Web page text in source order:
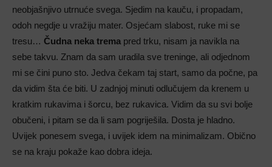
neobjašnjivo utrnuće svega. Sjedim na kauču, i propadam,
odoh negdje u vražiju mater. Osjećam slabost, ruke mi se
tresu… Čudna neka tremapred trku, nisam ja navikla na
sebe takvu. Znam da sam uradila sve treninge, ali odjednom
mi se čini puno sto. Jedva čekam taj start, samo da počne, pa
da vidim šta će biti. U zadnjoj minuti odlučujem da krenem u
kratkim rukavima i šorcu, bez rukavica. Vidim da su svi bolje
obučeni, i pitam se da li sam pogriješila. Dosta je hladno.
Uvijek ponesem svega, i uvijek idem na minimalizam. Obično
se na kraju pokaže kao dobra ideja.